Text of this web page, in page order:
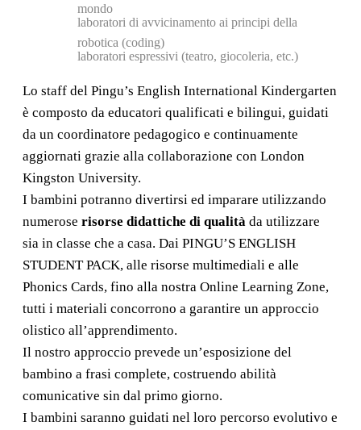
mondo
laboratori di avvicinamento ai principi della
robotica (coding)
laboratori espressivi (teatro, giocoleria, etc.)
Lo staff del Pingu’s English International Kindergarten
è composto da educatori qualificati e bilingui, guidati
da un coordinatore pedagogico e continuamente
aggiornati grazie alla collaborazione con London
Kingston University.
I bambini potranno divertirsi ed imparare utilizzando
numerose risorse didattiche di qualità da utilizzare
sia in classe che a casa. Dai PINGU’S ENGLISH
STUDENT PACK, alle risorse multimediali e alle
Phonics Cards, fino alla nostra Online Learning Zone,
tutti i materiali concorrono a garantire un approccio
olistico all’apprendimento.
Il nostro approccio prevede un’esposizione del
bambino a frasi complete, costruendo abilità
comunicative sin dal primo giorno.
I bambini saranno guidati nel loro percorso evolutivo e